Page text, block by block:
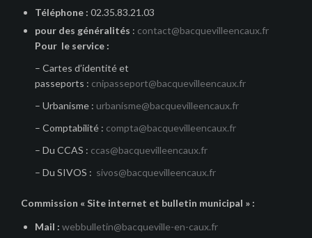
Téléphone : 02.35.83.21.03
pour des généralités : contact@bacquevilleencaux.fr
Pour le service :
– Cartes d’identité et
passeports : cnipasseport@bacquevilleencaux.fr
– Urbanisme : urbanisme@bacquevilleencaux.fr
– Comptabilité : compta@bacquevilleencaux.fr
– Du CCAS : ccas@bacquevilleencaux.fr
– Du SIVOS : sivos@bacquevilleencaux.fr
Commission « Site internet et bulletin municipal » :
Mail : webbulletin@bacqueville-en-caux.fr